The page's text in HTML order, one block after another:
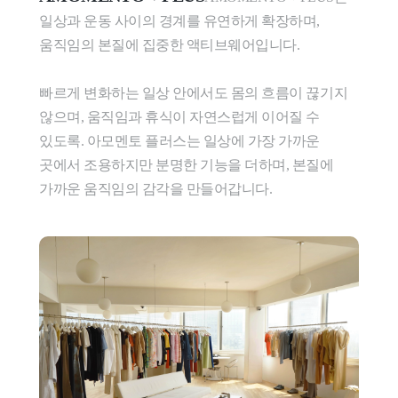
일상과 운동 사이의 경계를 유연하게 확장하며,
움직임의 본질에 집중한 액티브웨어입니다.
빠르게 변화하는 일상 안에서도 몸의 흐름이 끊기지
않으며, 움직임과 휴식이 자연스럽게 이어질 수
있도록. 아모멘토 플러스는 일상에 가장 가까운
곳에서 조용하지만 분명한 기능을 더하며, 본질에
가까운 움직임의 감각을 만들어갑니다.